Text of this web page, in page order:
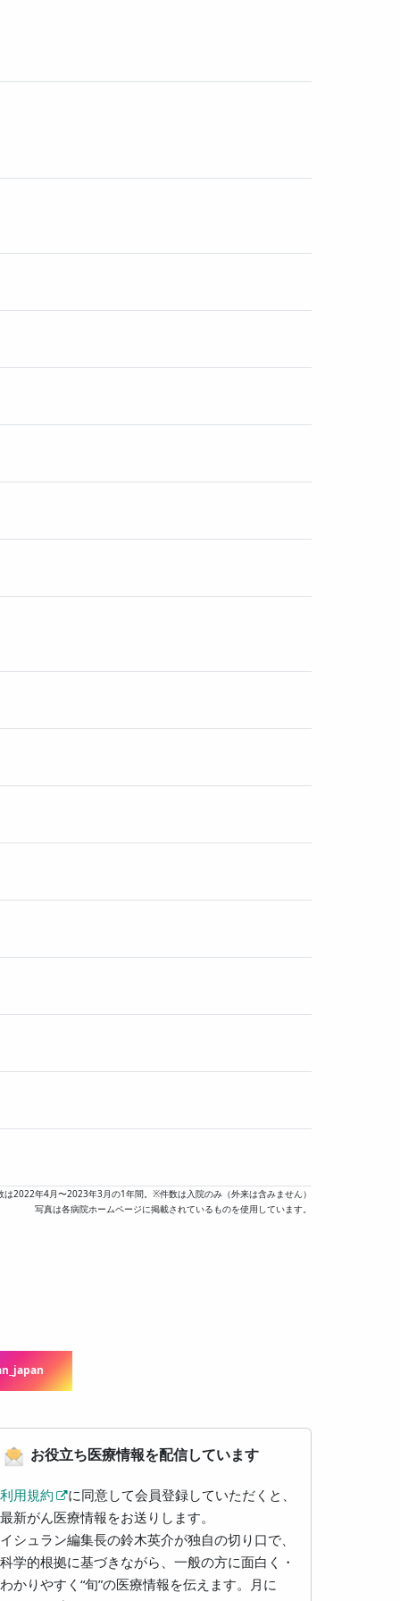
2022年4月〜2023年3月の1年間。※件数は入院のみ（外来は含みません）
写真は各病院ホームページに掲載されているものを使用しています。
お役立ち医療情報を配信しています
利用規約
に同意して会員登録していただくと、
最新がん医療情報をお送りします。
イシュラン編集長の鈴木英介が独自の切り口で、
科学的根拠に基づきながら、一般の方に面白く・
わかりやすく“旬”の医療情報を伝えます。月に